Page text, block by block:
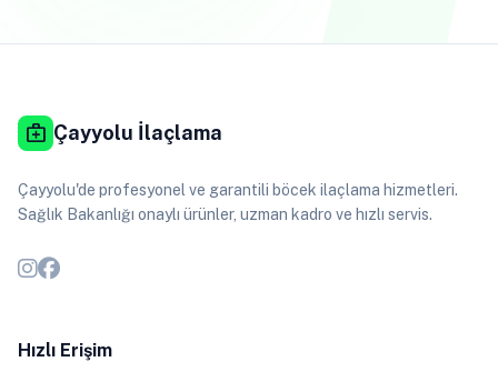
medical_services Çayyolu İlaçlama
Çayyolu'de profesyonel ve garantili böcek ilaçlama hizmetleri.
Sağlık Bakanlığı onaylı ürünler, uzman kadro ve hızlı servis.
Hızlı Erişim